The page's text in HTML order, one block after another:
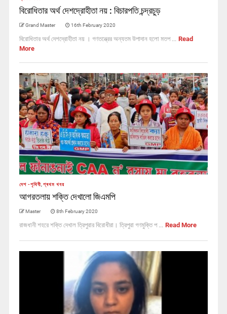
বিরোধিতার অর্থ দেশদ্রোহীতা নয় : বিচারপতি চন্দ্রচুড়
Grand Master 16th February 2020
বিরোধিতার অর্থ দেশদ্রোহীতা নয় । গণতন্ত্রের অন্যতম উপাদান হলো মতপ ... Read
More
দেশ -পৃথিবী, প্ৰথম খবর
আগরতলায় শক্তি দেখালো জিএমপি
Master 8th February 2020
রাজধানী শহরে শক্তি দেখাল ত্রিপুরার বিরোধীরা। ত্রিপুরা গণমুক্তি প ... Read More